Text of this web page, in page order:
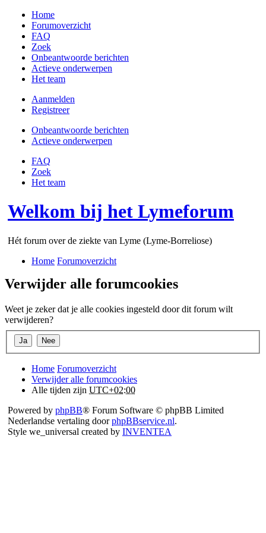
Home
Forumoverzicht
FAQ
Zoek
Onbeantwoorde berichten
Actieve onderwerpen
Het team
Aanmelden
Registreer
Onbeantwoorde berichten
Actieve onderwerpen
FAQ
Zoek
Het team
Welkom bij het Lymeforum
Hét forum over de ziekte van Lyme (Lyme-Borreliose)
Home Forumoverzicht
Verwijder alle forumcookies
Weet je zeker dat je alle cookies ingesteld door dit forum wilt
verwijderen?
Home Forumoverzicht
Verwijder alle forumcookies
Alle tijden zijn UTC+02:00
Powered by phpBB® Forum Software © phpBB Limited
Nederlandse vertaling doorphpBBservice.nl.
Style we_universal created by INVENTEA